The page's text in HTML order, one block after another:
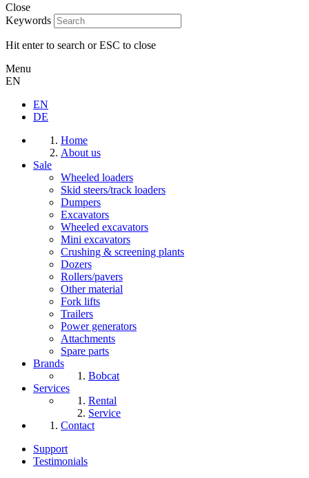
Close
Keywords
Hit enter to search or ESC to close
Menu
EN
EN
DE
Home
About us
Sale
Wheeled loaders
Skid steers/track loaders
Dumpers
Excavators
Wheeled excavators
Mini excavators
Crushing & screening plants
Dozers
Rollers/pavers
Other material
Fork lifts
Trailers
Power generators
Attachments
Spare parts
Brands
Bobcat
Services
Rental
Service
Contact
Support
Testimonials